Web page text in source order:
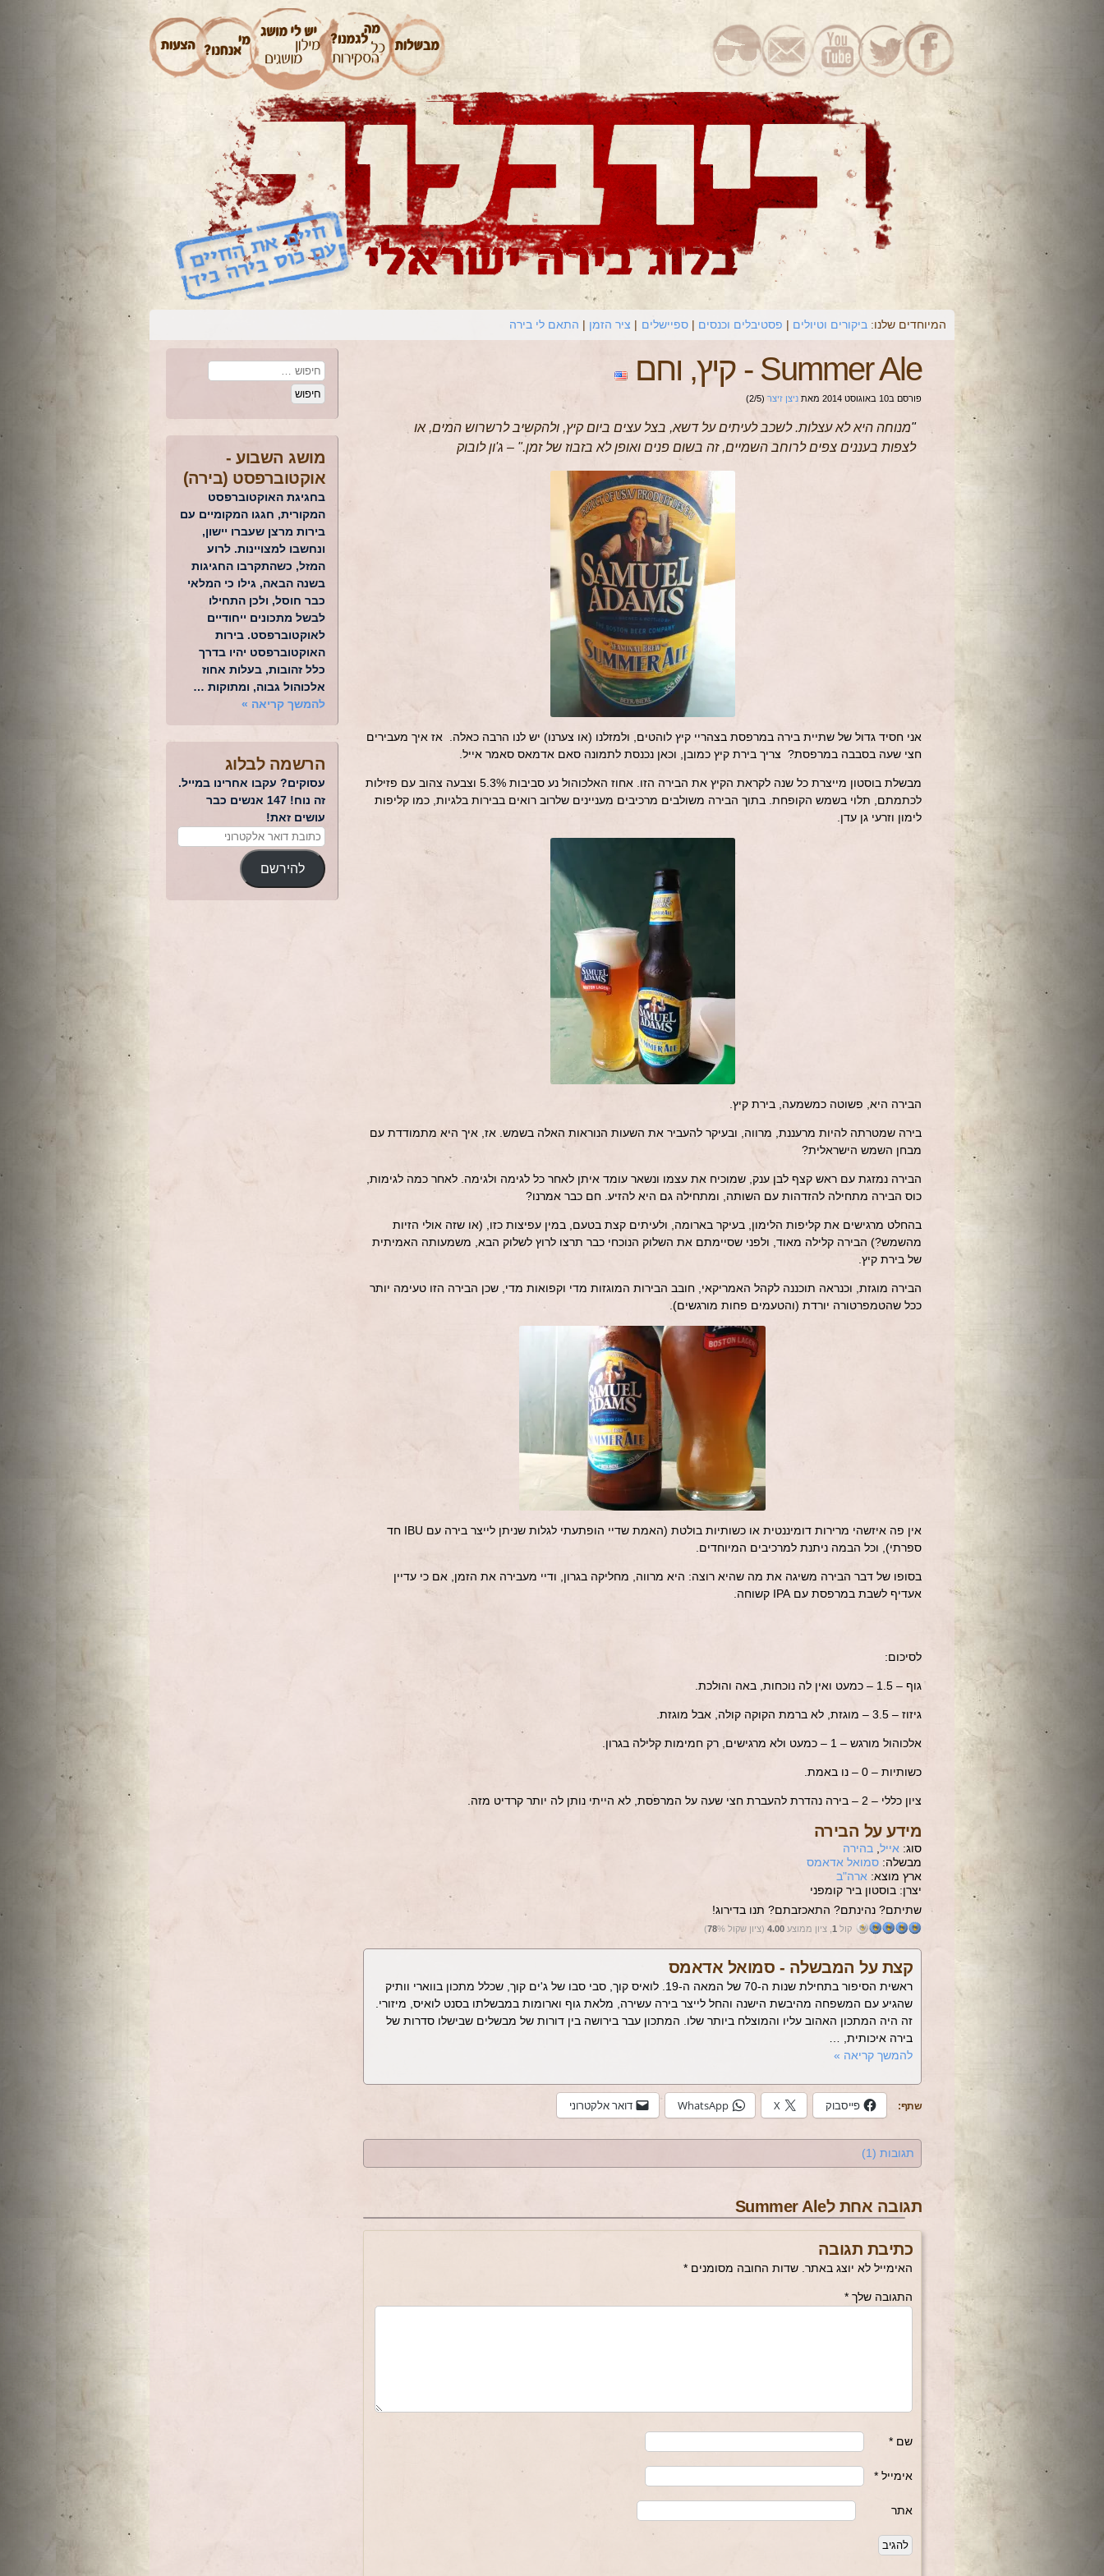
המיוחדים שלנו: ביקורים וטיולים פסטיבלים וכנסים ספיישלים ציר הזמן התאם לי בירה
Summer Ale
- קיץ, וחם
פורסם ב10 באוגוסט 2014 מאת ניצן זיצר (
2/5
)
"מנוחה היא לא עצלות. לשכב לעיתים על דשא, בצל עצים ביום קיץ, ולהקשיב לרשרוש המים, או
לצפות בעננים צפים לרוחב השמיים, זה בשום פנים ואופן לא בזבוז של זמן." – ג'ון לובוק
אני חסיד גדול של שתיית בירה במרפסת בצהריי קיץ לוהטים, ולמזלנו (או צערנו) יש לנו הרבה כאלה. אז איך מעבירים
חצי שעה בסבבה במרפסת? צריך בירת קיץ כמובן, וכאן נכנסת לתמונה סאם אדמאס סאמר אייל.
מבשלת בוסטון מייצרת כל שנה לקראת הקיץ את הבירה הזו. אחוז האלכוהול נע סביבות 5.3% וצבעה צהוב עם פזילות
לכתמתם, תלוי בשמש הקופחת. בתוך הבירה משולבים מרכיבים מעניינים שלרוב רואים בבירות בלגיות, כמו קליפות
לימון וזרעי גן עדן.
הבירה היא, פשוטה כמשמעה, בירת קיץ.
בירה שמטרתה להיות מרעננת, מרווה, ובעיקר להעביר את השעות הנוראות האלה בשמש. אז, איך היא מתמודדת עם
מבחן השמש הישראלית?
הבירה נמזגת עם ראש קצף לבן ענק, שמוכיח את עצמו ונשאר עומד איתן לאחר כל לגימה ולגימה. לאחר כמה לגימות,
כוס הבירה מתחילה להזדהות עם השותה, ומתחילה גם היא להזיע. חם כבר אמרנו?
בהחלט מרגישים את קליפות הלימון, בעיקר בארומה, ולעיתים קצת בטעם, במין עפיצות כזו, (או שזה אולי הזיות
מהשמש?) הבירה קלילה מאוד, ולפני שסיימתם את השלוק הנוכחי כבר תרצו לרוץ לשלוק הבא, משמעותה האמיתית
של בירת קיץ.
הבירה מוגזת, וכנראה תוכננה לקהל האמריקאי, חובב הבירות המוגזות מדי וקפואות מדי, שכן הבירה הזו טעימה יותר
ככל שהטמפרטורה יורדת (והטעמים פחות מורגשים).
אין פה איזשהי מרירות דומיננטית או כשותיות בולטת (האמת שדיי הופתעתי לגלות שניתן לייצר בירה עם IBU חד
ספרתי), וכל הבמה ניתנת למרכיבים המיוחדים.
בסופו של דבר הבירה משיגה את מה שהיא רוצה: היא מרווה, מחליקה בגרון, ודיי מעבירה את הזמן, אם כי עדיין
אעדיף לשבת במרפסת עם IPA קשוחה.
לסיכום:
גוף – 1.5 – כמעט ואין לה נוכחות, באה והולכת.
גיזוז – 3.5 – מוגזת, לא ברמת הקוקה קולה, אבל מוגזת.
אלכוהול מורגש – 1 – כמעט ולא מרגישים, רק חמימות קלילה בגרון.
כשותיות – 0 – נו באמת.
ציון כללי – 2 – בירה נהדרת להעברת חצי שעה על המרפסת, לא הייתי נותן לה יותר קרדיט מזה.
מידע על הבירה
סוג: אייל בהירה
מבשלה: סמואל אדאמס
ארץ מוצא: ארה"ב
יצרן: בוסטון ביר קומפני
שתיתם? נהינתם? התאכזבתם? תנו בדירוג!
קול 1 , ציון ממוצע 4.00 (ציון שקול 78%)
קצת על המבשלה - סמואל אדאמס
ראשית הסיפור בתחילת שנות ה-70 של המאה ה-19. לואיס קוך, סבי סבו של ג'ים קוך, שכלל מתכון בווארי וותיק
שהגיע עם המשפחה מהיבשת הישנה והחל לייצר בירה עשירה, מלאת גוף וארומות במבשלתו בסנט לואיס, מיזורי.
זה היה המתכון האהוב עליו והמוצלח ביותר שלו. המתכון עבר בירושה בין דורות של מבשלים שבישלו סדרות של
בירה איכותית, …
להמשך קריאה »
שתף: פייסבוק X
WhatsApp דואר אלקטרוני
תגובות (1)
תגובה אחת לSummer Ale
כתיבת תגובה
האימייל לא יוצג באתר. שדות החובה מסומנים *
התגובה שלך *
שם *
אימייל *
אתר
מושג השבוע -
אוקטוברפסט (בירה)
בחגיגת האוקטוברפסט
המקורית, חגגו המקומיים עם
בירות מרצן שעברו יישון,
ונחשבו למצויינות. לרוע
המזל, כשהתקרבו החגיגות
בשנה הבאה, גילו כי המלאי
כבר חוסל, ולכן התחילו
לבשל מתכונים ייחודיים
לאוקטוברפסט. בירות
האוקטוברפסט יהיו בדרך
כלל זהובות, בעלות אחוז
אלכוהול גבוה, ומתוקות …
להמשך קריאה »
הרשמה לבלוג
עסוקים? עקבו אחרינו במייל.
זה נוח! 147 אנשים כבר
עושים זאת!
להירשם